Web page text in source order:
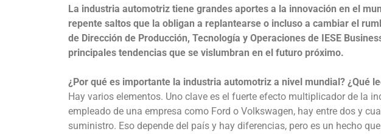
La industria automotriz tiene grandes aportes a la innovación en el
repente saltos que la obligan a replantearse o incluso a cambiar el
de Dirección de Producción, Tecnología y Operaciones de IESE
principales tendencias que se vislumbran en el futuro próximo.
¿Por qué es importante la industria automotriz a nivel mundial? ¿Qué
Hay varios elementos. Uno clave es el fuerte efecto multiplicador de la
empleado de una empresa como Ford o Volkswagen, hay entre dos y
suministro. Eso depende del país y hay diferencias, pero es un hecho